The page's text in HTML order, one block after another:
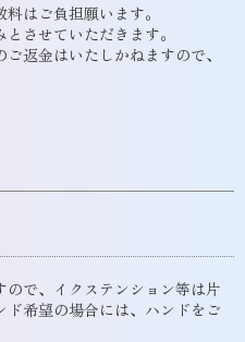
はご負担願います。
させていただきます。
返金はいたしかねますので、
で、イクステンション等は片
希望の場合には、ハンドをご